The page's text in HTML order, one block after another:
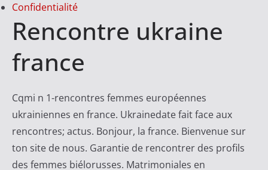
e
S
y
n
d
i
t
M
Confidentialité
Rencontre ukraine
france
Cqmi n 1-rencontres femmes européennes
ukrainiennes en france. Ukrainedate fait face aux
rencontres; actus. Bonjour, la france. Bienvenue sur
ton site de nous. Garantie de rencontrer des profils
des femmes biélorusses. Matrimoniales en